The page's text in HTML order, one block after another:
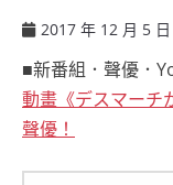
2017 年 12 月 5 日
■新番組．聲優．
動畫《デスマーチ
聲優！